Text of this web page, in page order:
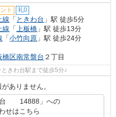
ト 礼0
線 「 ときわ台 」駅 徒歩5分
線 「上板橋 」駅 徒歩13分
「小竹向原 」駅 徒歩24分
橋区南常盤台 ２丁目
きわ台駅まで徒歩5分♪
ありません。
台 14888」への
せはこちら